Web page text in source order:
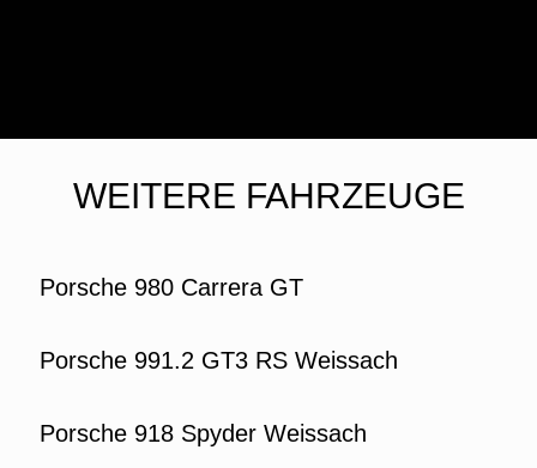
WEITERE FAHRZEUGE
Porsche 980 Carrera GT
Porsche 991.2 GT3 RS Weissach
Porsche 918 Spyder Weissach